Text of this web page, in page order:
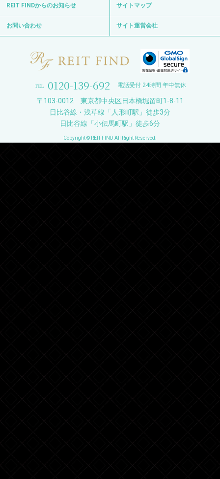
REIT FINDからのお知らせ サイトマップ
お問い合わせ サイト運営会社
0120-139-692 電話受付 24時間 年中無休
〒103-0012 東京都中央区日本橋堀留町1-8-11
日比谷線・浅草線「人形町駅」徒歩3分
日比谷線「小伝馬町駅」徒歩6分
Copyright © REIT FIND All Right Reserved.